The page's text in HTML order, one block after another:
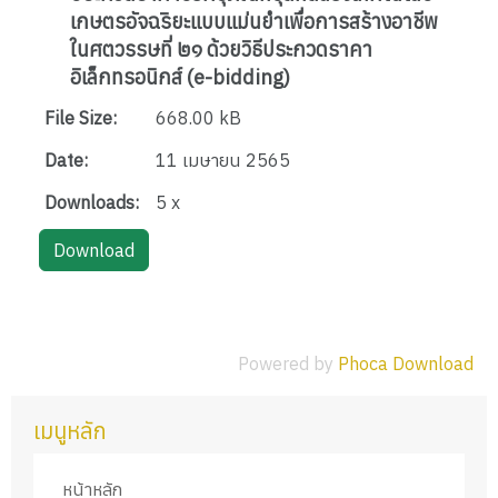
เกษตรอัจฉริยะแบบแม่นยำเพื่อการสร้างอาชีพ
ในศตวรรษที่ ๒๑ ด้วยวิธีประกวดราคา
อิเล็กทรอนิกส์ (e-bidding)
File Size:
668.00 kB
Date:
11 เมษายน 2565
Downloads:
5 x
Powered by Phoca Download
เมนูหลัก
หน้าหลัก